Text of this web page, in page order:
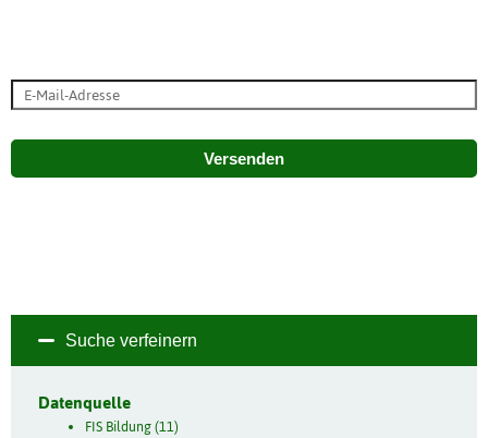
Versenden
Suche verfeinern
Datenquelle
FIS Bildung (11)